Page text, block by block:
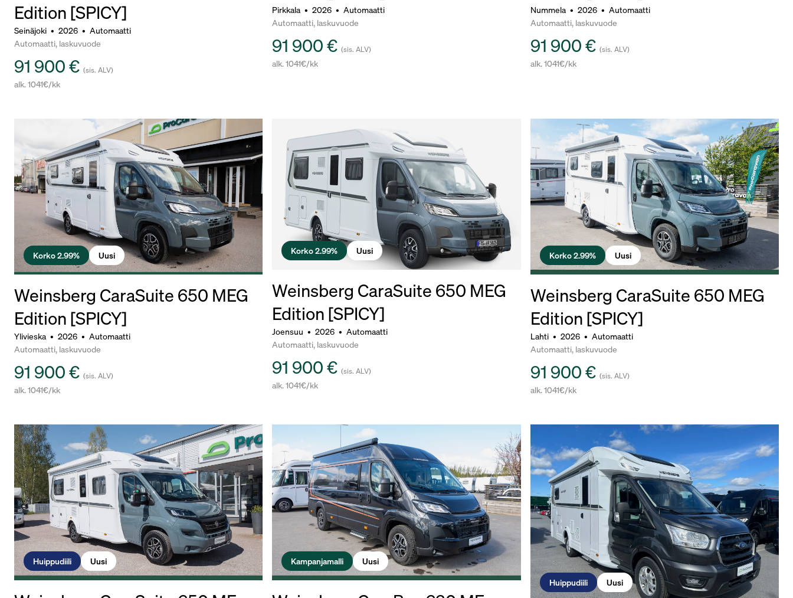
Edition [SPICY]
Seinäjoki • 2026 • Automaatti
Automaatti, laskuvuode
91 900 € (sis. ALV)
alk. 1041€/kk
Pirkkala • 2026 • Automaatti
Automaatti, laskuvuode
91 900 €(sis. ALV)
alk. 1041€/kk
Nummela • 2026 • Automaatti
Automaatti, laskuvuode
91 900 € (sis. ALV)
alk. 1041€/kk
Korko 2.99% Uusi
Weinsberg CaraSuite 650 MEG
Edition [SPICY]
Ylivieska • 2026 • Automaatti
Automaatti, laskuvuode
91 900 € (sis. ALV)
alk. 1041€/kk
Korko 2.99% Uusi
Weinsberg CaraSuite 650 MEG
Edition [SPICY]
Joensuu • 2026 • Automaatti
Automaatti, laskuvuode
91 900 €(sis. ALV)
alk. 1041€/kk
Korko 2.99% Uusi
Weinsberg CaraSuite 650 MEG
Edition [SPICY]
Lahti • 2026 • Automaatti
Automaatti, laskuvuode
91 900 € (sis. ALV)
alk. 1041€/kk
Huippudiili Uusi Kampanjamalli Uusi
Huippudiili Uusi